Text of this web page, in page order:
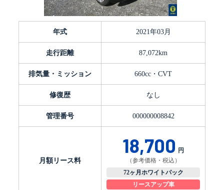
年式 2021年03月
走行距離 87,072km
排気量・ミッション 660cc・CVT
修復歴 なし
管理番号 000000008842
月額リース料
18,700 円
（参考価格・税込）
72ヶ月ホワイトパック
リースアップ車